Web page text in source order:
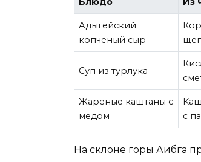
Адыгейский
копченый сыр
Суп из турлука
Жареные каштаны с
медом
с
На склоне горы Аибга